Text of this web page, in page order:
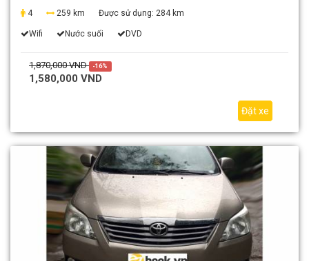
4
259 km Được sử dụng: 284 km
Wifi Nước suối DVD
1,870,000 VND -16%
1,580,000 VND
Đặt xe